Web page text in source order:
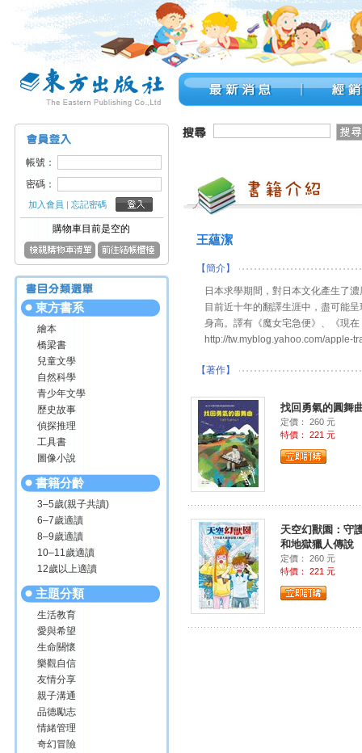
帳號：
密碼：
加入會員 |忘記密碼
購物車目前是空的
東方書系
繪本
橋梁書
兒童文學
自然科學
青少年文學
歷史故事
偵探推理
工具書
圖像小說
書籍分齡
3–5歲(親子共讀)
6–7歲適讀
8–9歲適讀
10–11歲適讀
12歲以上適讀
主題分類
生活教育
愛與希望
生命關懷
樂觀自信
友情分享
親子溝通
品德勵志
情緒管理
奇幻冒險
王蘊潔
【簡介】
日本求學期間，對日本文化產生了
目前近十年的翻譯生涯中，盡可能
身高。譯有《魔女宅急便》、《現
http://tw.myblog.yahoo.com/apple-
【著作】
找回勇氣的圓舞
定價： 260 元
特價： 221 元
天空幻獸園：守
和地獄獵人傳說
定價： 260 元
特價： 221 元